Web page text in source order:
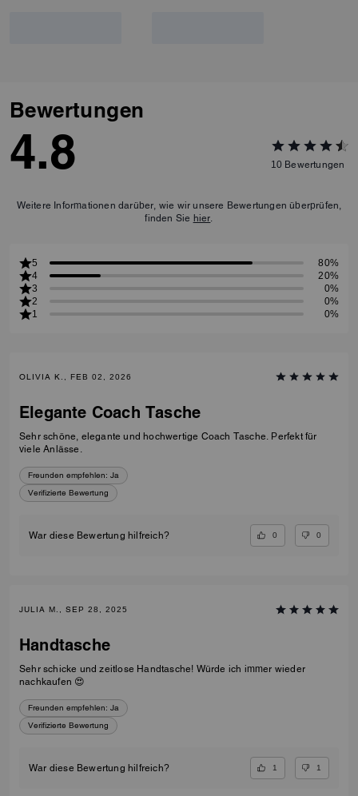
Bewertungen
4.8 10 Bewertungen
Weitere Informationen darüber, wie wir unsere Bewertungen überprüfen,
finden Sie hier
5
80%
4
20%
3
0%
2
0%
1
0%
OLIVIA K., FEB 02, 2026
Elegante Coach Tasche
Sehr schöne, elegante und hochwertige Coach Tasche. Perfekt für
viele Anlässe.
Freunden empfehlen: Ja
Verifizierte Bewertung
War diese Bewertung hilfreich? 0 0
JULIA M., SEP 28, 2025
Handtasche
Sehr schicke und zeitlose Handtasche! Würde ich immer wieder
nachkaufen 😍
Freunden empfehlen: Ja
Verifizierte Bewertung
War diese Bewertung hilfreich? 1 1